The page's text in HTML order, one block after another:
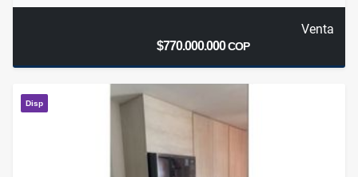
Venta
$770.000.000COP
Disp